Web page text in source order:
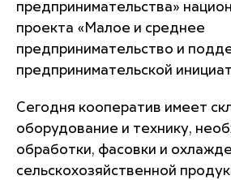
предпринимательства»
проекта «Малое и среднее
предпринимательство и
предпринимательской
Сегодня кооператив имеет
оборудование и технику,
обработки, фасовки и
сельскохозяйственной